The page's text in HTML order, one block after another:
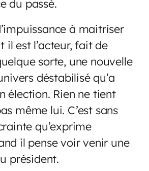
du passé.
à maitriser
il est l’acteur, fait de
sorte, une nouvelle
déstabilisé qu’a
élection. Rien ne tient
même lui. C’est sans
qu’exprime
il pense voir venir une
président.